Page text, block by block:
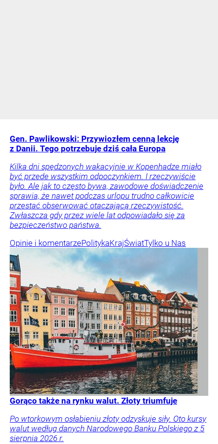
Gen. Pawlikowski: Przywiozłem cenną lekcję
z Danii. Tego potrzebuje dziś cała Europa
Kilka dni spędzonych wakacyjnie w Kopenhadze miało
być przede wszystkim odpoczynkiem. I rzeczywiście
było. Ale jak to często bywa, zawodowe doświadczenie
sprawia, że nawet podczas urlopu trudno całkowicie
przestać obserwować otaczającą rzeczywistość.
Zwłaszcza gdy przez wiele lat odpowiadało się za
bezpieczeństwo państwa.
Opinie i komentarzePolitykaKrajŚwiatTylko u Nas
Gorąco także na rynku walut. Złoty triumfuje
Po wtorkowym osłabieniu złoty odzyskuje siły. Oto kursy
walut według danych Narodowego Banku Polskiego z 5
sierpnia 2026 r.